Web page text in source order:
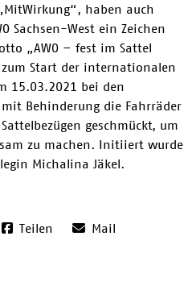
haben auch
Sachsen-West ein Zeichen
„AWO – fest im Sattel
zum Start der internationalen
15.03.2021 bei den
Behinderung die Fahrräder
geschmückt, um
zu machen. Initiiert wurde
Michalina Jäkel.
Teilen Mail